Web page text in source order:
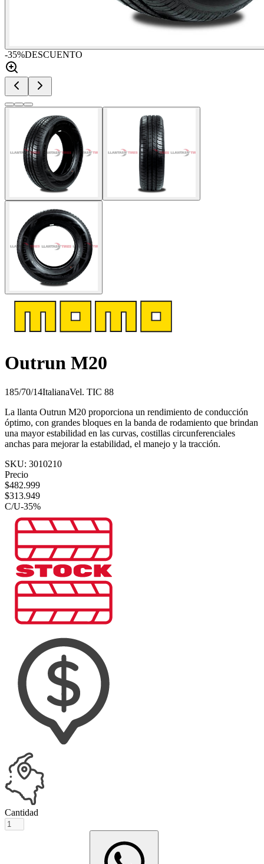
-35%DESCUENTO
Outrun M20
185/70/14ItalianaVel. TIC 88
La llanta Outrun M20 proporciona un rendimiento de conducción
óptimo, con grandes bloques en la banda de rodamiento que brindan
una mayor estabilidad en las curvas, costillas circunferenciales
anchas para mejorar la estabilidad, el manejo y la tracción.
SKU: 3010210
Precio
$482.999
$313.949
C/U-35%
Cantidad